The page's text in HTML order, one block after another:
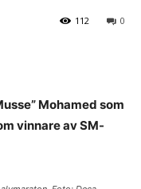
0
112
Mohamed som
vinnare av SM-